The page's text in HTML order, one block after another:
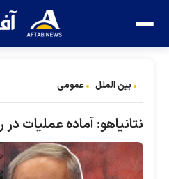
بین الملل عمومی
نتانیاهو: آماده عملیات